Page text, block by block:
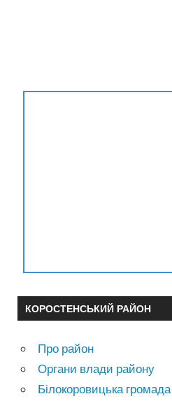
КОРОСТЕНСЬКИЙ РАЙОН
Про район
Органи влади району
Білокоровицька громада